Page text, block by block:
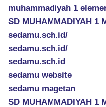
muhammadiyah 1
SD MUHAMMADIYAH 1
sedamu.sch.id/
sedamu.sch.id/
sedamu.sch.id
sedamu website
sedamu magetan
SD MUHAMMADIYAH 1